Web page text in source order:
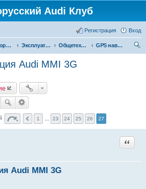
Audi Клуб
Вход
Регистрация
Список форумов Эксплуатация автомобиля Общетехнические вопросы и системы
GPS навигация
Audi MMI 3G
1 23 24 25 26 27
Audi MMI 3G
Цитата